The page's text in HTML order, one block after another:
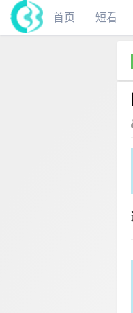
首页 短看